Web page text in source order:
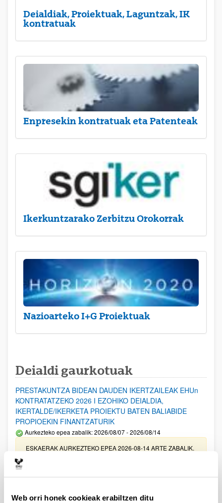
Web orri honek cookieak erabiltzen ditu
Deialdiak, Proiektuak, Laguntzak, IK
kontratuak
Enpresekin kontratuak eta Patenteak
Ikerkuntzarako Zerbitzu Orokorrak
Nazioarteko I+G Proiektuak
Deialdi gaurkotuak
PRESTAKUNTZA BIDEAN DAUDEN IKERTZAILEAK EHUn
KONTRATATZEKO 2026 I EZOHIKO DEIALDIA,
IKERTALDE/IKERKETA PROIEKTU BATEN BALIABIDE
PROPIOEKIN FINANTZATURIK
Aurkezteko epea zabalik: 2026/08/07 - 2026/08/14
ESKAERAK AURKEZTEKO EPEA 2026-08-14 ARTE ZABALIK.
UPV/EHUn Azpiegitura Zientifikoa eta Funts Bibliografikoak